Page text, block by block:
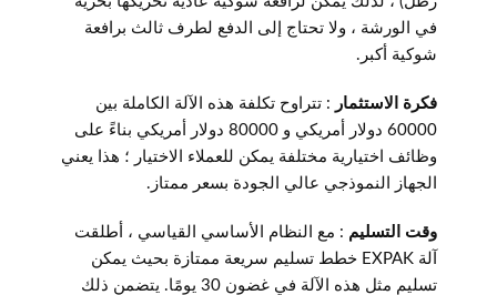
في الورشة ، ولا تحتاج إلى الدفع لطرف ثالث برافعة
شوكية أكبر.
فكرة الاستثمار : تتراوح تكلفة هذه الآلة الكاملة بين
60000 دولار أمريكي و 80000 دولار أمريكي بناءً على
وظائف اختيارية مختلفة يمكن للعملاء الاختيار ؛ هذا يعني
الجهاز النموذجي عالي الجودة بسعر ممتاز.
وقت التسليم : مع النظام الأساسي القياسي ، أطلقت
آلة EXPAK خطط تسليم سريعة ممتازة بحيث يمكن
تسليم مثل هذه الآلة في غضون 30 يومًا. يتضمن ذلك